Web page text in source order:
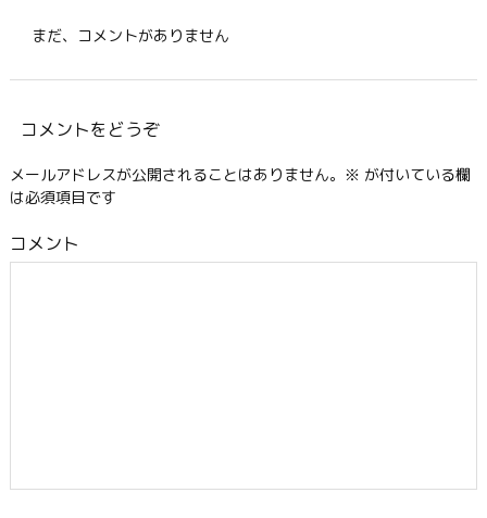
まだ、コメントがありません
コメントをどうぞ
メールアドレスが公開されることはありません。 ※ が付いている欄
は必須項目です
コメント